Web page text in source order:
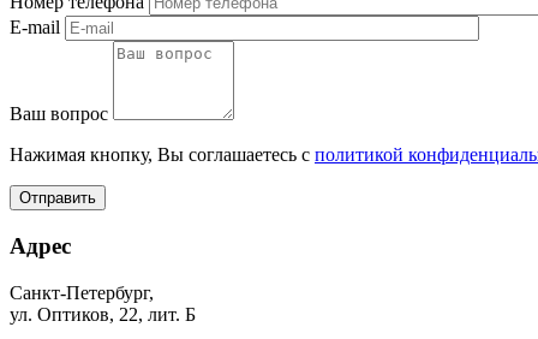
E-mail
Ваш вопрос
Нажимая кнопку, Вы соглашаетесь с политикой
Отправить
Адрес
Санкт-Петербург,
ул. Оптиков, 22, лит. Б